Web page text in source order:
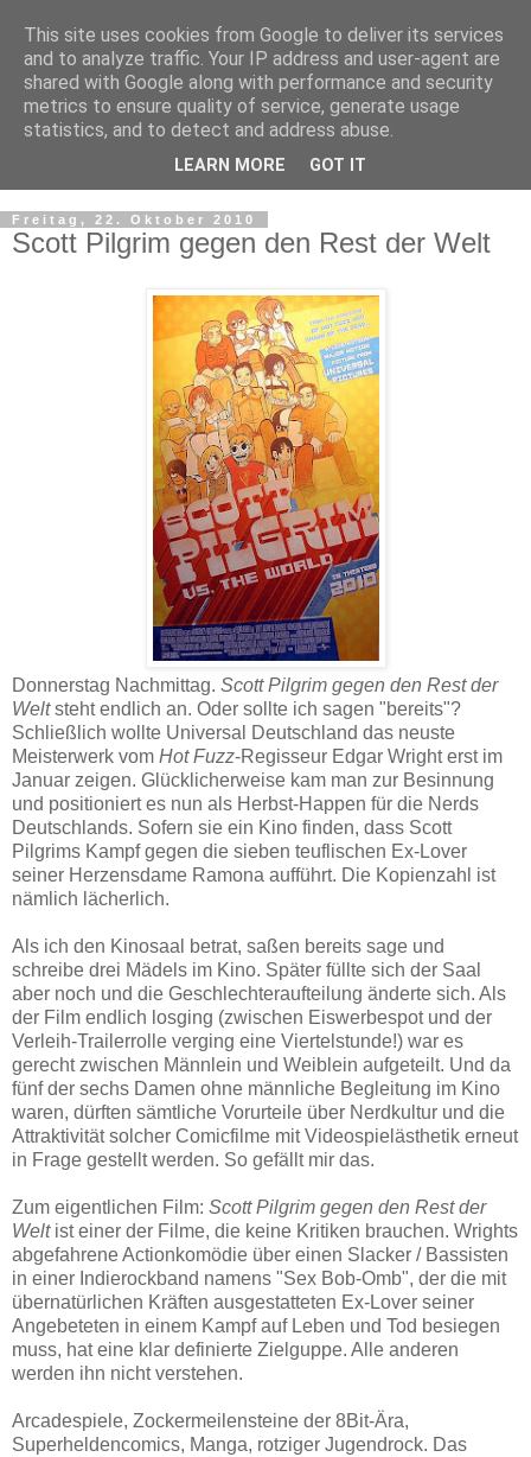
Freitag, 22. Oktober 2010
Scott Pilgrim gegen den Rest der Welt
Donnerstag Nachmittag. Scott Pilgrim gegen den Rest der
Weltsteht endlich an. Oder sollte ich sagen "bereits"?
Schließlich wollte Universal Deutschland das neuste
Meisterwerk vom Hot Fuzz-Regisseur Edgar Wright erst im
Januar zeigen. Glücklicherweise kam man zur Besinnung
und positioniert es nun als Herbst-Happen für die Nerds
Deutschlands. Sofern sie ein Kino finden, dass Scott
Pilgrims Kampf gegen die sieben teuflischen Ex-Lover
seiner Herzensdame Ramona aufführt. Die Kopienzahl ist
nämlich lächerlich.
Als ich den Kinosaal betrat, saßen bereits sage und
schreibe drei Mädels im Kino. Später füllte sich der Saal
aber noch und die Geschlechteraufteilung änderte sich. Als
der Film endlich losging (zwischen Eiswerbespot und der
Verleih-Trailerrolle verging eine Viertelstunde!) war es
gerecht zwischen Männlein und Weiblein aufgeteilt. Und da
fünf der sechs Damen ohne männliche Begleitung im Kino
waren, dürften sämtliche Vorurteile über Nerdkultur und die
Attraktivität solcher Comicfilme mit Videospielästhetik erneut
in Frage gestellt werden. So gefällt mir das.
Zum eigentlichen Film: Scott Pilgrim gegen den Rest der
Weltist einer der Filme, die keine Kritiken brauchen. Wrights
abgefahrene Actionkomödie über einen Slacker / Bassisten
in einer Indierockband namens "Sex Bob-Omb", der die mit
übernatürlichen Kräften ausgestatteten Ex-Lover seiner
Angebeteten in einem Kampf auf Leben und Tod besiegen
muss, hat eine klar definierte Zielguppe. Alle anderen
werden ihn nicht verstehen.
Arcadespiele, Zockermeilensteine der 8Bit-Ära,
Superheldencomics, Manga, rotziger Jugendrock. Das
This site uses cookies from Google to deliver its services
and to analyze traffic. Your IP address and user-agent are
shared with Google along with performance and security
metrics to ensure quality of service, generate usage
statistics, and to detect and address abuse.
LEARN MORE GOT IT